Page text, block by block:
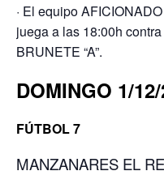
· El equipo
juega a las 18:00h
BRUNETE “A”.
DOMINGO 1/
FÚTBOL 7
MANZANARES EL